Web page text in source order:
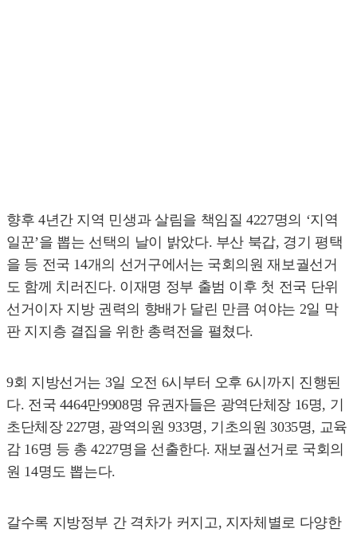
향후 4년간 지역 민생과 살림을 책임질 4227명의 ‘지역
일꾼’을 뽑는 선택의 날이 밝았다. 부산 북갑, 경기 평택
을 등 전국 14개의 선거구에서는 국회의원 재보궐선거
도 함께 치러진다. 이재명 정부 출범 이후 첫 전국 단위
선거이자 지방 권력의 향배가 달린 만큼 여야는 2일 막
판 지지층 결집을 위한 총력전을 펼쳤다.
9회 지방선거는 3일 오전 6시부터 오후 6시까지 진행된
다. 전국 4464만9908명 유권자들은 광역단체장 16명, 기
초단체장 227명, 광역의원 933명, 기초의원 3035명, 교육
감 16명 등 총 4227명을 선출한다. 재보궐선거로 국회의
원 14명도 뽑는다.
갈수록 지방정부 간 격차가 커지고, 지자체별로 다양한